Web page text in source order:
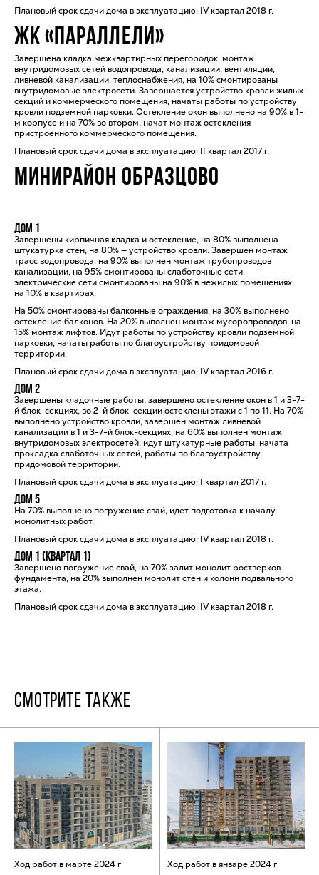
Плановый срок сдачи дома в эксплуатацию: IV квартал 2018 г.
ЖК «ПАРАЛЛЕЛИ»
Завершена кладка межквартирных перегородок, монтаж
внутридомовых сетей водопровода, канализации, вентиляции,
ливневой канализации, теплоснабжения, на 10% смонтированы
внутридомовые электросети. Завершается устройство кровли жилых
секций и коммерческого помещения, начаты работы по устройству
кровли подземной парковки. Остекление окон выполнено на 90% в 1-
м корпусе и на 70% во втором, начат монтаж остекления
пристроенного коммерческого помещения.
Плановый срок сдачи дома в эксплуатацию: II квартал 2017 г.
МИНИРАЙОН ОБРАЗЦОВО
Дом 1
Завершены кирпичная кладка и остекление, на 80% выполнена
штукатурка стен, на 80% — устройство кровли. Завершен монтаж
трасс водопровода, на 90% выполнен монтаж трубопроводов
канализации, на 95% смонтированы слаботочные сети,
электрические сети смонтированы на 90% в нежилых помещениях,
на 10% в квартирах.
На 50% смонтированы балконные ограждения, на 30% выполнено
остекление балконов. На 20% выполнен монтаж мусоропроводов, на
15% монтаж лифтов. Идут работы по устройству кровли подземной
парковки, начаты работы по благоустройству придомовой
территории.
Плановый срок сдачи дома в эксплуатацию: IV квартал 2016 г.
Дом 2
Завершены кладочные работы, завершено остекление окон в 1 и 3-7-
й блок-секциях, во 2-й блок-секции остеклены этажи с 1 по 11. На 70%
выполнено устройство кровли, завершен монтаж ливневой
канализации в 1 и 3-7-й блок-секциях, на 60% выполнен монтаж
внутридомовых электросетей, идут штукатурные работы, начата
прокладка слаботочных сетей, работы по благоустройству
придомовой территории.
Плановый срок сдачи дома в эксплуатацию: I квартал 2017 г.
Дом 5
На 70% выполнено погружение свай, идет подготовка к началу
монолитных работ.
Плановый срок сдачи дома в эксплуатацию: IV квартал 2018 г.
Дом 1 (квартал 1)
Завершено погружение свай, на 70% залит монолит ростверков
фундамента, на 20% выполнен монолит стен и колонн подвального
этажа.
Плановый срок сдачи дома в эксплуатацию: IV квартал 2018 г.
СМОТРИТЕ ТАКЖЕ
Ход работ в марте 2024 г Ход работ в январе 2024 г